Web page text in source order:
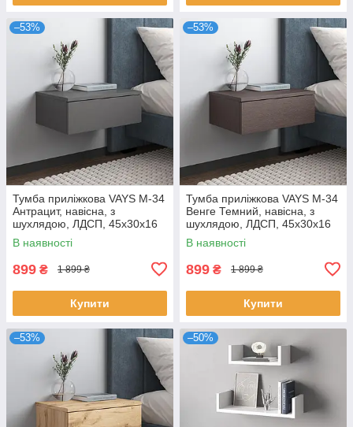
–53%
Тумба приліжкова VAYS M-34
Антрацит, навісна, з
шухлядою, ЛДСП, 45х30х16
см – для спальні
В наявності
899 ₴ 1 899 ₴
Купити
–53%
Тумба приліжкова VAYS M-34
Венге Темний, навісна, з
шухлядою, ЛДСП, 45х30х16
см – для спальні
В наявності
899 ₴ 1 899 ₴
Купити
–53% –50%